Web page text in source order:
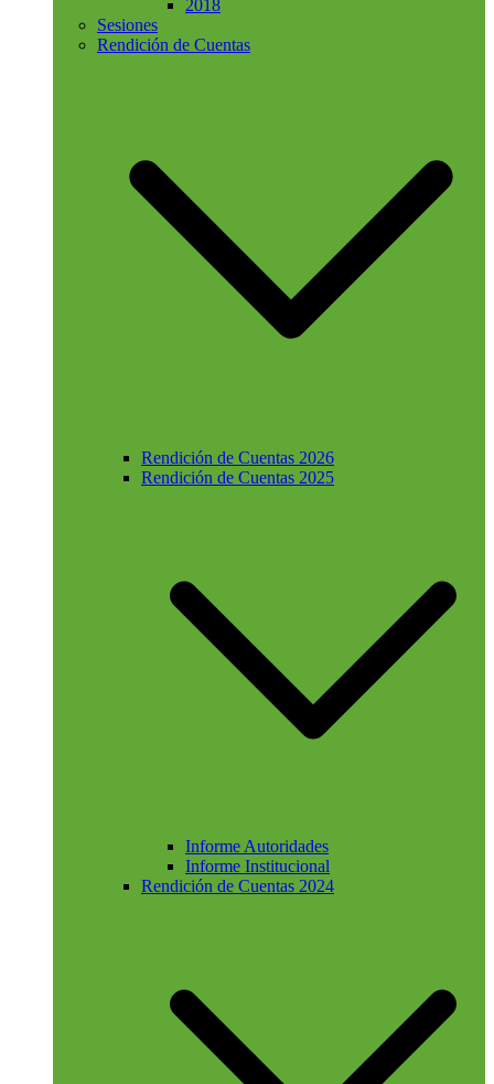
2018
Sesiones
Rendición de Cuentas
Rendición de Cuentas 2026
Rendición de Cuentas 2025
Informe Autoridades
Informe Institucional
Rendición de Cuentas 2024